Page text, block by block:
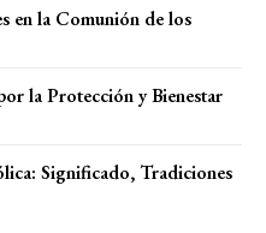
en la Comunión de los
la Protección y Bienestar
Significado, Tradiciones